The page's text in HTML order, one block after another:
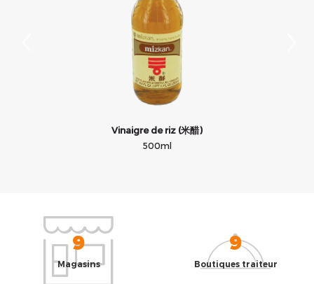
Vinaigre de riz (米醋)
500ml
9
Magasins
9
Boutiques traiteur